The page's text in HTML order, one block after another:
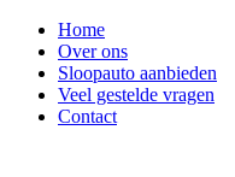
Home
Over ons
Sloopauto aanbieden
Veel gestelde vragen
Contact